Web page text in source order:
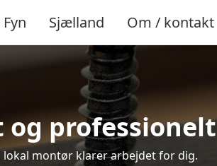
Fyn Sjælland Om / kontakt
professionelt
lokal montør klarer arbejdet for dig.